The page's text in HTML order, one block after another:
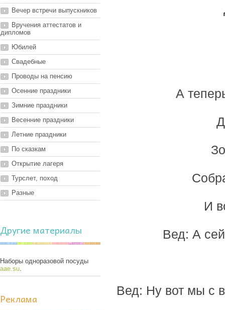
Вечер встречи выпускников
Вручения аттестатов и
дипломов
Юбилей
Свадебные
Проводы на пенсию
Осенние праздники
Зимние праздники
Весенние праздники
Летние праздники
По сказкам
Открытие лагеря
Турслет, поход
Разные
Другие материалы
Наборы одноразовой посуды
aae.su.
Реклама
А
И
Вед: А
Вед: Ну вот мы с